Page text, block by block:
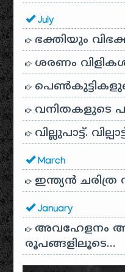
July
ഭക്തിയും
ശരണം
വനിതകളുടെ
വില്ലുപാട്ട്.
March
ഇന്ത്യൻ
January
അവഹേളനം
രൂപങ്ങളിലൂടെ…